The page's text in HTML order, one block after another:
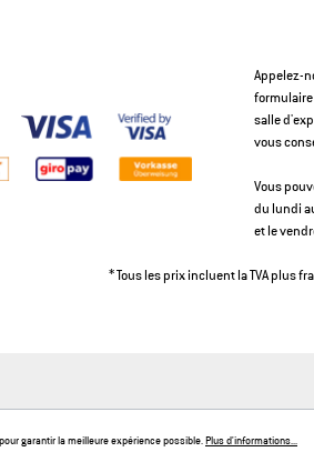
Appelez-
salle
vous
Vous
du lundi
et le
* Tous les prix incluent la TVA plus
garantir la meilleure expérience possible. Plus d'informations...